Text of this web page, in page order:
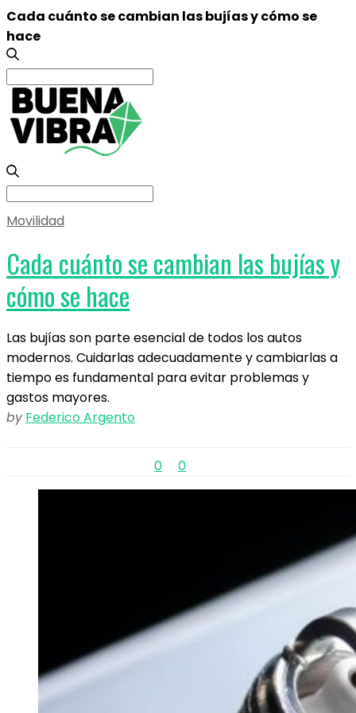
Cada cuánto se cambian las bujías y cómo se
hace
Search
for:
Search
Movilidad
Cada cuánto se cambian las bujías y
cómo se hace
Las bujías son parte esencial de todos los autos
modernos. Cuidarlas adecuadamente y cambiarlas a
tiempo es fundamental para evitar problemas y
gastos mayores.
by Federico Argento
0 0